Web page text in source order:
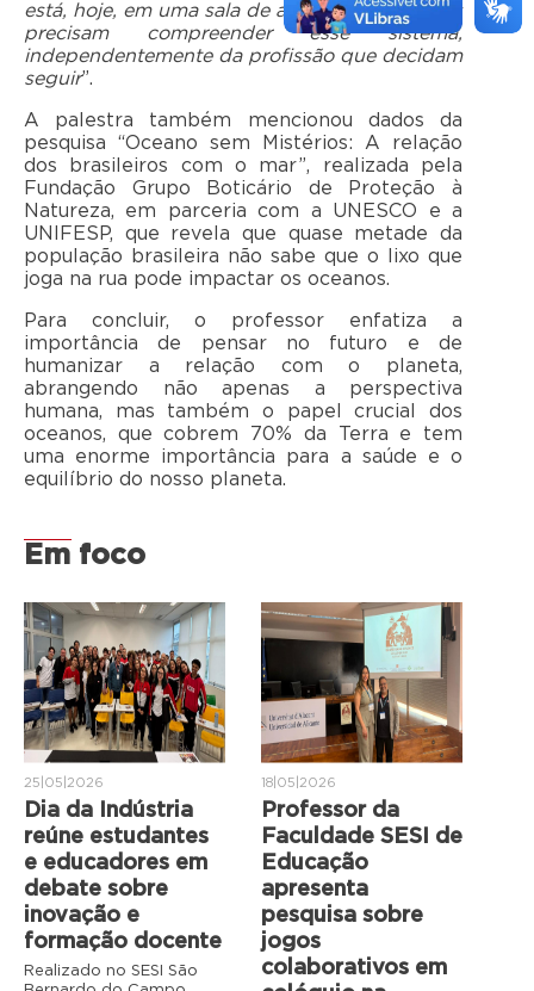
está, hoje, em uma sala de aula. Por isso, todos
precisam compreender esse sistema,
independentemente da profissão que decidam
seguir”.
A palestra também mencionou dados da
pesquisa “Oceano sem Mistérios: A relação
dos brasileiros com o mar”, realizada pela
Fundação Grupo Boticário de Proteção à
Natureza, em parceria com a UNESCO e a
UNIFESP, que revela que quase metade da
população brasileira não sabe que o lixo que
joga na rua pode impactar os oceanos.
Para concluir, o professor enfatiza a
importância de pensar no futuro e de
humanizar a relação com o planeta,
abrangendo não apenas a perspectiva
humana, mas também o papel crucial dos
oceanos, que cobrem 70% da Terra e tem
uma enorme importância para a saúde e o
equilíbrio do nosso planeta.
Em foco
25|05|2026
Dia da Indústria
reúne estudantes
e educadores em
debate sobre
inovação e
formação docente
Realizado no SESI São
18|05|2026
Professor da
Faculdade SESI de
Educação
apresenta
pesquisa sobre
jogos
colaborativos em